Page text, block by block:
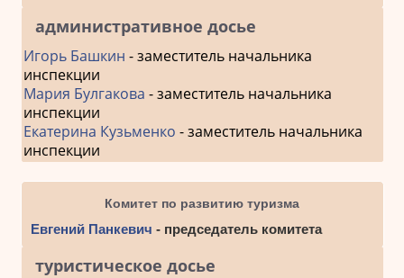
административное досье
Игорь Башкин - заместитель начальника
инспекции
Мария Булгакова - заместитель начальника
инспекции
Екатерина Кузьменко - заместитель начальника
инспекции
Комитет по развитию туризма
Евгений Панкевич - председатель комитета
туристическое досье